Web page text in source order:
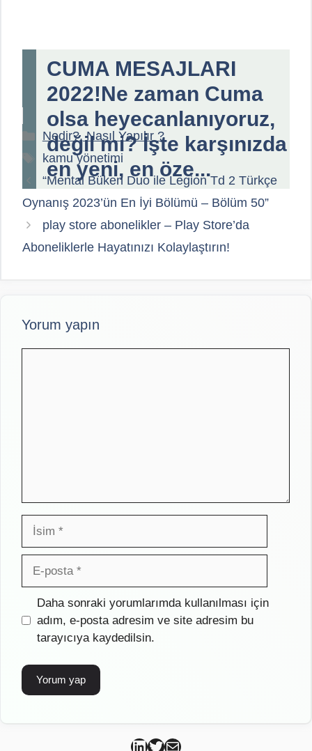
CUMA MESAJLARI
2022!Ne zaman Cuma
olsa heyecanlanıyoruz,
değil mi? İşte karşınızda
en yeni, en öze...
Kategoriler
Nedir?, Nasıl Yapılır ?
Etiketler
kamu yönetimi
“Mental Büken Duo ile Legion Td 2 Türkçe
Oynanış 2023’ün En İyi Bölümü – Bölüm 50”
play store abonelikler – Play Store’da
Aboneliklerle Hayatınızı Kolaylaştırın!
Yorum yapın
İsim
posta
İnternet
sitesi
Daha sonraki yorumlarımda kullanılması için
adım, e-posta adresim ve site adresim bu
tarayıcıya kaydedilsin.
Can Kütahya Linkedin
Can Kütahya Twitter
Can Kütahya Mail